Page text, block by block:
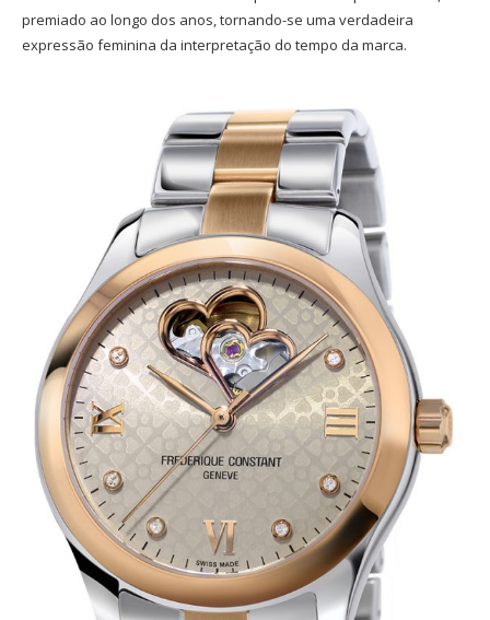
premiado ao longo dos anos, tornando-se uma verdadeira
expressão feminina da interpretação do tempo da marca.